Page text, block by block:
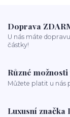
ionizace při
Doprava
U nás máte
částky!
Různé
Můžete platit u nás
Luxusní značka